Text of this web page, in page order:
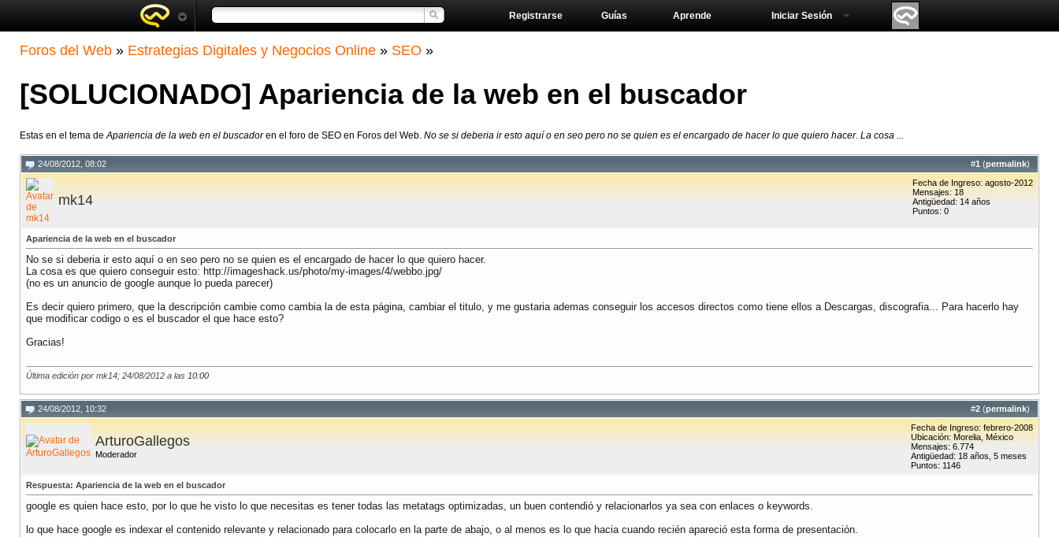
Aprende
Guías
Registrarse Iniciar Sesión
Foros del Web » Estrategias Digitales y Negocios Online » SEO »
[SOLUCIONADO] Apariencia de la web en el buscador
Estas en el tema deApariencia de la web en el buscadoren el foro de SEO en Foros del Web. No se si deberia ir esto aquí o en seo pero no se quien es el encargado de hacer lo que quiero hacer. La cosa ...
#1 (permalink)
24/08/2012, 08:02
mk14
Fecha de Ingreso: agosto-2012
Mensajes: 18
Antigüedad: 14 años
Puntos: 0
Apariencia de la web en el buscador
No se si deberia ir esto aquí o en seo pero no se quien es el encargado de hacer lo que quiero hacer.
La cosa es que quiero conseguir esto: http://imageshack.us/photo/my-images/4/webbo.jpg/
(no es un anuncio de google aunque lo pueda parecer)
Es decir quiero primero, que la descripción cambie como cambia la de esta página, cambiar el titulo, y me gustaria ademas conseguir los accesos directos como tiene ellos a Descargas, discografia... Para hacerlo hay
que modificar codigo o es el buscador el que hace esto?
Gracias!
Última edición por mk14; 24/08/2012 a las 10:00
#2 (permalink)
24/08/2012, 10:32
ArturoGallegos
Moderador
Fecha de Ingreso: febrero-2008
Ubicación: Morelia, México
Mensajes: 6.774
Antigüedad: 18 años, 5 meses
Puntos: 1146
Respuesta: Apariencia de la web en el buscador
google es quien hace esto, por lo que he visto lo que necesitas es tener todas las metatags optimizadas, un buen contendió y relacionarlos ya sea con enlaces o keywords.
lo que hace google es indexar el contenido relevante y relacionado para colocarlo en la parte de abajo, o al menos es lo que hacia cuando recién apareció esta forma de presentación.